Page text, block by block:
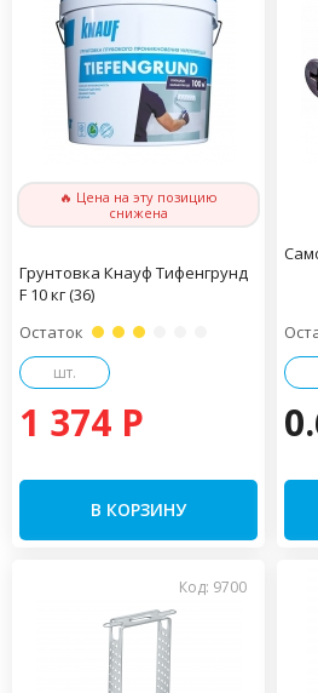
🔥 Цена на эту позицию
снижена
Грунтовка Кнауф Тифенгрунд
F 10 кг (36)
Остаток
шт.
1 374 P
В КОРЗИНУ
Код: 9700